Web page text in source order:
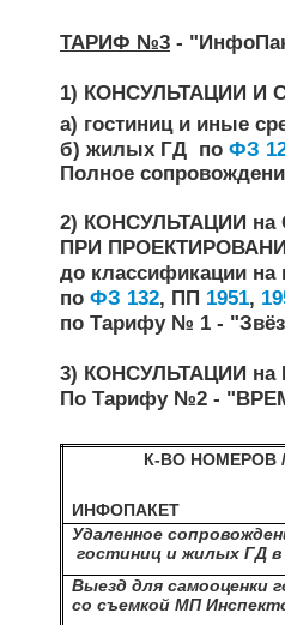
ТАРИФ №3 -
1) КОНСУЛЬТАЦИИ
а) гостиниц и иные
б) жилых ГД по ФЗ
Полное
2) КОНСУЛЬТАЦИИ
ПРИ
до классификации на
по ФЗ 132, ПП 1951,
по Тарифу № 1 -
3) КОНСУЛЬТАЦИИ
По Тарифу №2 -
К-ВО НОМЕРОВ /
ИНФОПАКЕТ
Удаленное
гостиниц ижилых ГД
Выезд для самооценки
со съемкой МП